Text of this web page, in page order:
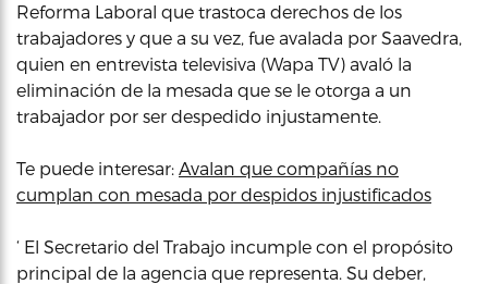
Reforma Laboral que trastoca derechos de los
trabajadores y que a su vez, fue avalada por Saavedra,
quien en entrevista televisiva (Wapa TV) avaló la
eliminación de la mesada que se le otorga a un
trabajador por ser despedido injustamente.
Te puede interesar: Avalan que compañías no
cumplan con mesada por despidos injustificados
‘ El Secretario del Trabajo incumple con el propósito
principal de la agencia que representa. Su deber,